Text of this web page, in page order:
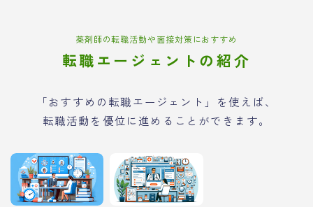
薬剤師の転職活動や面接対策におすすめ
転職エージェントの紹介
「おすすめの転職エージェント」を使えば、
転職活動を優位に進めることができます。